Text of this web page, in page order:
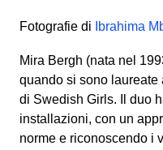
Fotografie di Ibrahima
Mira Bergh (nata nel
quando si sono
di Swedish Girls. Il duo
installazioni, con un
norme e riconoscendo i